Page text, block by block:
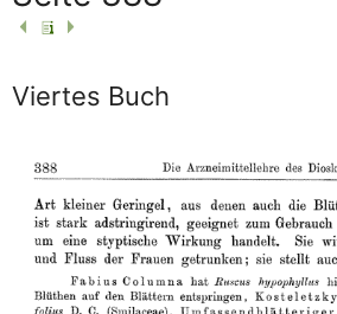
Viertes Buch